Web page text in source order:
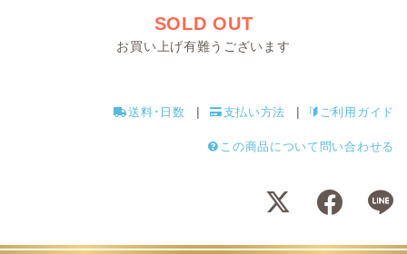
SOLD OUT
お買い上げ有難うございます
送料･日数 支払い方法 ご利用ガイド
この商品について問い合わせる